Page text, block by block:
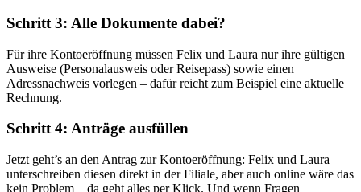
Schritt 3: Alle Dokumente dabei?
Für ihre Kontoeröffnung müssen Felix und Laura nur ihre gültigen
Ausweise (Personalausweis oder Reisepass) sowie einen
Adressnachweis vorlegen – dafür reicht zum Beispiel eine aktuelle
Rechnung.
Schritt 4: Anträge ausfüllen
Jetzt geht’s an den Antrag zur Kontoeröffnung: Felix und Laura
unterschreiben diesen direkt in der Filiale, aber auch online wäre das
kein Problem – da geht alles per Klick. Und wenn Fragen